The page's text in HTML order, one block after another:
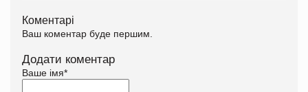
Коментарі
Ваш коментар буде першим.
Додати коментар
Ваше імя*